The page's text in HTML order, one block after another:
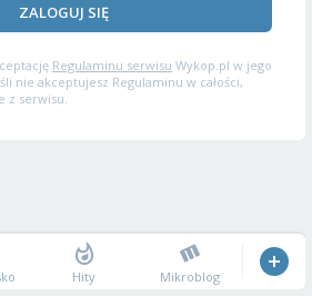
ZALOGUJ SIĘ
Regulaminu serwisu Wykop.pl w jego
nie akceptujesz Regulaminu w całości,
z serwisu.
Hity Mikroblog